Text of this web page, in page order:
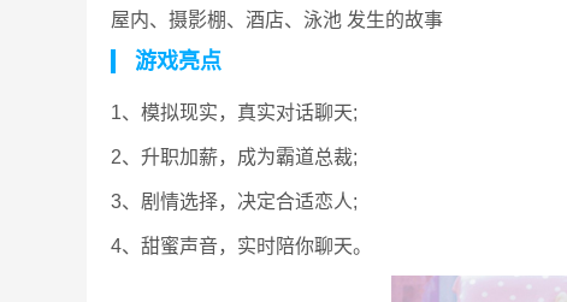
屋内、摄影棚、酒店、泳池 发生的故事
游戏亮点
1、模拟现实，真实对话聊天;
2、升职加薪，成为霸道总裁;
3、剧情选择，决定合适恋人;
4、甜蜜声音，实时陪你聊天。